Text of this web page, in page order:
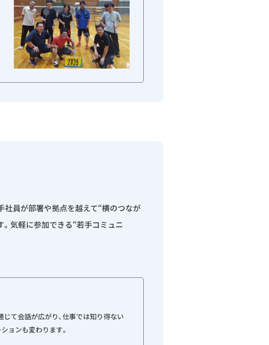
社員が部署や拠点を越えて“横のつなが
気軽に参加できる“若手コミュニ
て会話が広がり、仕事では知り得ない
ョンも変わります。